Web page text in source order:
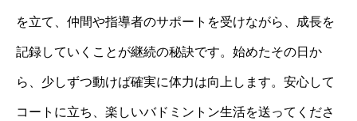
を立て、仲間や指導者のサポートを受けながら、成長を
記録していくことが継続の秘訣です。始めたその日か
ら、少しずつ動けば確実に体力は向上します。安心して
コートに立ち、楽しいバドミントン生活を送ってくださ